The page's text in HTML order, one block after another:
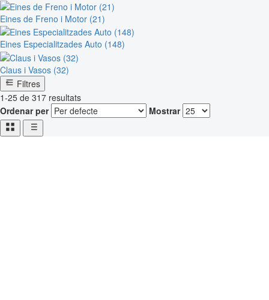
Eines de Freno i Motor (21)
Eines Especialitzades Auto (148)
Claus i Vasos (32)
Filtres
1-25 de 317 resultats
Ordenar per
Mostrar